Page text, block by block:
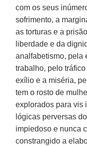
com os seus
sofrimento, a
as torturas e a
liberdade e da
analfabetismo, pela
trabalho, pelo
exílio e a miséria,
tem o rosto de
explorados para vis
lógicas perversas
impiedoso e nunca
constrangido a